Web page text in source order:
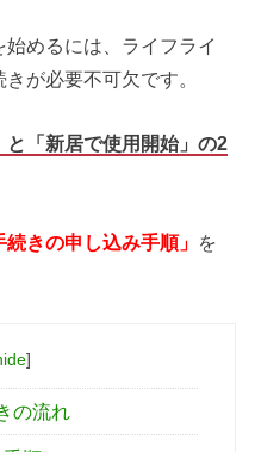
めるには、ライフライ
が必要不可欠です。
「新居で使用開始」の2
きの申し込み手順」 を
]
の流れ